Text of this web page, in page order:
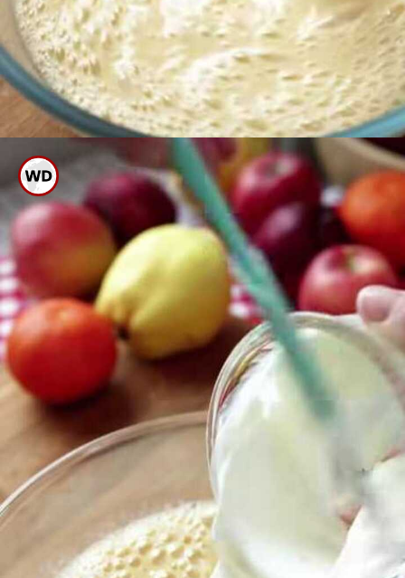
ಇದನ್ನು ಚೆನ್ನಾಗಿ ಕ್ರಶ್ ಮಾಡಿ ಪೇಸ್ಟ್ ರೆಡಿ
ಮಾಡಿ